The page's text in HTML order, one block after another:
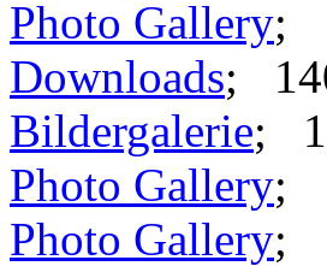
Photo Gallery;
Downloads;
Bildergalerie;
Photo Gallery;
Photo Gallery;